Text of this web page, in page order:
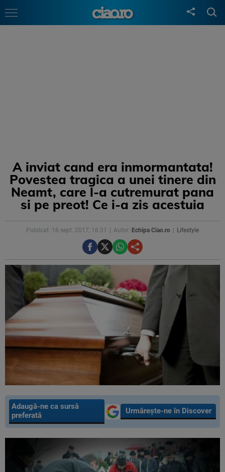
A inviat cand era inmormantata!
Povestea tragica a unei tinere din
Neamt, care l-a cutremurat pana
si pe preot! Ce i-a zis acestuia
Publicat: 16 sept. 2017, 16:31 Autor: Echipa Ciao.ro Lifestyle
Adaugă-ne ca sursă
preferată
Urmărește-ne în Discover